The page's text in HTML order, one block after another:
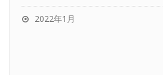
2022年1月